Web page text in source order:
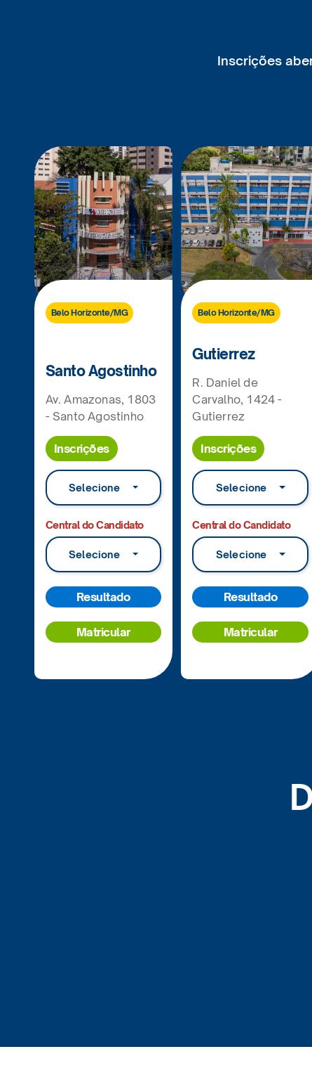
Inscrições
Belo Horizonte/MG
Santo Agostinho
Av. Amazonas, 1803
- Santo Agostinho
Inscrições
Selecione
Central do Candidato
Selecione
Resultado
Matricular
Belo Horizonte/MG
Gutierrez
R. Daniel de
Carvalho, 1424 -
Gutierrez
Inscrições
Selecione
Central do Candidato
Selecione
Resultado
Matricular